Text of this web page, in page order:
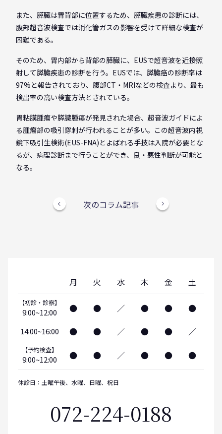
また、膵臓は胃背部に位置するため、膵臓疾患の診断には、
腹部超音波検査では消化管ガスの影響を受けて詳細な検査が
困難である。
そのため、胃内部から背部の膵臓に、EUSで超音波を近接照
射して膵臓疾患の診断を行う。EUSでは、膵臓癌の診断率は
97%と報告されており、腹部CT・MRIなどの検査より、最も
検出率の高い検査方法とされている。
胃粘膜腫瘍や膵臓腫瘍が発見された場合、超音波ガイドによ
る腫瘍部の吸引穿刺が行われることが多い。この超音波内視
鏡下吸引生検術(EUS-FNA)とよばれる手技は入院が必要とな
るが、病理診断まで行うことができ、良・悪性判断が可能と
なる。
次のコラム記事
月 火 水 木 金 土
【初診・診察】
9:00~12:00 ● ● ／ ● ● ●
14:00~16:00 ● ● ／ ● ● ／
【予約検査】
9:00~12:00 ● ● ／ ● ● ●
休診日：土曜午後、水曜、日曜、祝日
072-224-0188